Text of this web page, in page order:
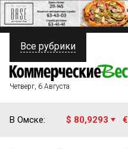
ПОЛИТИКА
ФИНАНСЫ
Все рубрики
Четверг, 6 Августа
В Омске: $ 80,9293